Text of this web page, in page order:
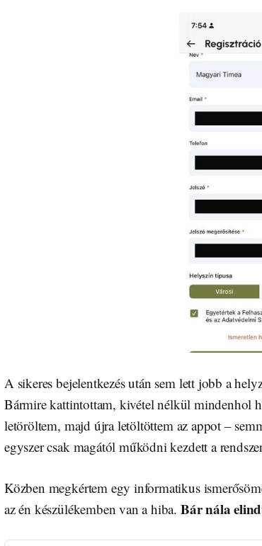
A sikeres bejelentkezés után sem lett jobb a
Bármire kattintottam, kivétel nélkül mindenhol
letöröltem, majd újra letöltöttem az appot –
egyszer csak magától működni kezdett a
Közben megkértem egy informatikus
az én készülékemben van a hiba. Bár nála